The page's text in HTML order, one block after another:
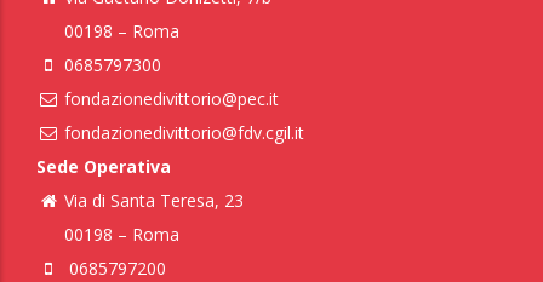
00198 – Roma
0685797300
fondazionedivittorio@pec.it
fondazionedivittorio@fdv.cgil.it
Sede Operativa
Via di Santa Teresa, 23
00198 – Roma
0685797200